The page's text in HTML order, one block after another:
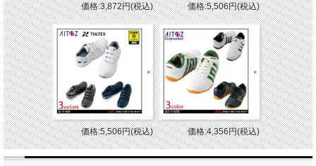
価格:3,872円(税込) 価格:5,506円(税込)
価格:5,506円(税込) 価格:4,356円(税込)